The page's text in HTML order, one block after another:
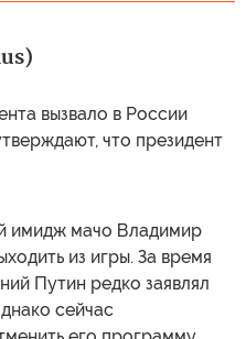
вызвало в России
что президент
имидж мачо Владимир
из игры. За время
Путин редко заявлял
сейчас